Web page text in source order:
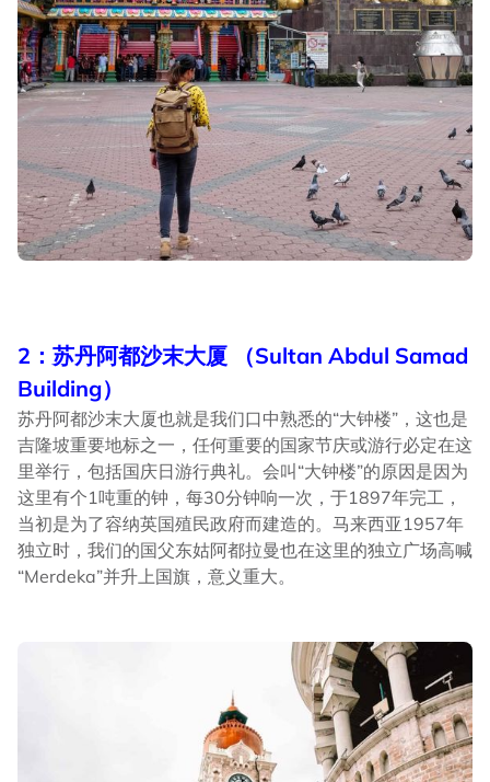
2：苏丹阿都沙末大厦 （Sultan Abdul Samad
Building）
苏丹阿都沙末大厦也就是我们口中熟悉的“大钟楼”，这也是
吉隆坡重要地标之一，任何重要的国家节庆或游行必定在这
里举行，包括国庆日游行典礼。会叫“大钟楼”的原因是因为
这里有个1吨重的钟，每30分钟响一次，于1897年完工，
当初是为了容纳英国殖民政府而建造的。马来西亚1957年
独立时，我们的国父东姑阿都拉曼也在这里的独立广场高喊
“Merdeka”并升上国旗，意义重大。